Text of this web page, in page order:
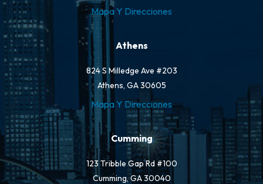
Mapa Y Direcciones
Athens
824 S Milledge Ave #203
Athens, GA 30605
Mapa Y Direcciones
Cumming
123 Tribble Gap Rd #100
Cumming, GA 30040